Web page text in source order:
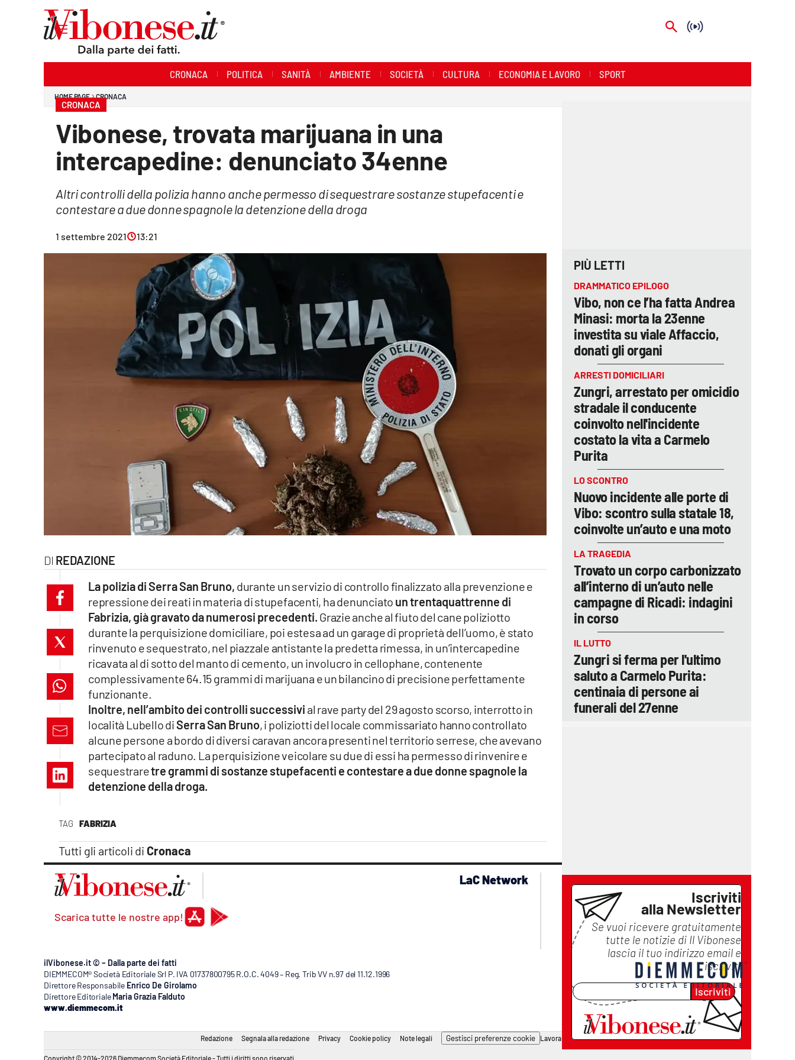
lacitymag.it
cosenzachannel.it
ilvibonese.it
catanzarochannel.it
lacapitalenews.it
Vai
CRONACA POLITICA SANITÀ AMBIENTE SOCIETÀ CULTURA ECONOMIA E LAVORO SPORT
HOME PAGE CRONACA
CRONACA
Vibonese, trovata marijuana in una
intercapedine: denunciato 34enne
Altri controlli della polizia hanno anche permesso di sequestrare sostanze stupefacenti e
contestare a due donne spagnole la detenzione della droga
1 settembre 2021 13:21
REDAZIONE
TAG FABRIZIA
Tutti gli articoli di Cronaca
La polizia di Serra San Bruno, durante un servizio di controllo finalizzato alla prevenzione e
repressione dei reati in materia di stupefacenti, ha denunciato un trentaquattrenne di
Fabrizia, già gravato da numerosi precedenti. Grazie anche al fiuto del cane poliziotto
durante la perquisizione domiciliare, poi estesa ad un garage di proprietà dell’uomo, è stato
rinvenuto e sequestrato, nel piazzale antistante la predetta rimessa, in un’intercapedine
ricavata al di sotto del manto di cemento, un involucro in cellophane, contenente
complessivamente 64.15 grammi di marijuana e un bilancino di precisione perfettamente
funzionante.
Inoltre, nell’ambito dei controlli successivi al rave party del 29 agosto scorso, interrotto in
località Lubello diSerra San Bruno, i poliziotti del locale commissariato hanno controllato
alcune persone a bordo di diversi caravan ancora presenti nel territorio serrese, che avevano
partecipato al raduno. La perquisizione veicolare su due di essi ha permesso di rinvenire e
sequestraretre grammi di sostanze stupefacenti e contestare a due donne spagnole la
detenzione della droga.
PIÙ LETTI
DRAMMATICO EPILOGO
Vibo, non ce l’ha fatta Andrea
Minasi: morta la 23enne
investita su viale Affaccio,
donati gli organi
ARRESTI DOMICILIARI
Zungri, arrestato per omicidio
stradale il conducente
coinvolto nell'incidente
costato la vita a Carmelo
Purita
LO SCONTRO
Nuovo incidente alle porte di
Vibo: scontro sulla statale 18,
coinvolte un’auto e una moto
LA TRAGEDIA
Trovato un corpo carbonizzato
all’interno di un’auto nelle
campagne di Ricadi: indagini
in corso
IL LUTTO
Zungri si ferma per l'ultimo
saluto a Carmelo Purita:
centinaia di persone ai
funerali del 27enne
Iscriviti
alla Newsletter
Se vuoi ricevere gratuitamente
tutte le notizie di Il Vibonese
lascia il tuo indirizzo email e
iscriviti
Iscriviti
Scarica tutte le nostre app!
LaC Network
lacplay.it
laconair.it
lacitymag.it
lacapitalenews.it
ilreggino.it
cosenzachannel.it
catanzarochannel.it
ilVibonese.it © – Dalla parte dei fatti
DIEMMECOM® Società Editoriale Srl P. IVA 01737800795 R.O.C. 4049 – Reg. Trib VV n.97 del 11.12.1996
Direttore Responsabile Enrico De Girolamo
Direttore Editoriale Maria Grazia Falduto
www.diemmecom.it
Redazione Segnala alla redazione Privacy Cookie policy Note legali Gestisci preferenze cookie Lavora con noi